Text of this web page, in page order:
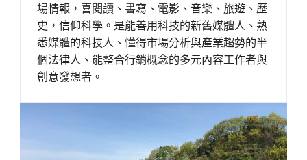
場情報，喜閱讀、書寫、電影、音樂、旅遊、歷
史，信仰科學。是能善用科技的新舊媒體人、熟
悉媒體的科技人、懂得市場分析與產業趨勢的半
個法律人、能整合行銷概念的多元內容工作者與
創意發想者。